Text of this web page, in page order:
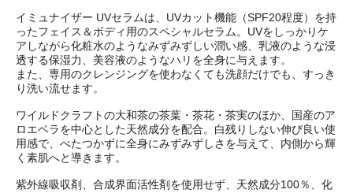
イミュナイザー UVセラムは、UVカット機能（SPF20程度）を持
ったフェイス＆ボディ用のスペシャルセラム。UVをしっかりケ
アしながら化粧水のようなみずみずしい潤い感、乳液のような浸
透する保湿力、美容液のようなハリを全身に与えます。
また、専用のクレンジングを使わなくても洗顔だけでも、すっき
り洗い流せます。
ワイルドクラフトの大和茶の茶葉・茶花・茶実のほか、国産のア
ロエベラを中心とした天然成分を配合。白残りしない伸び良い使
用感で、べたつかずに全身にみずみずしさを与えて、内側から輝
く素肌へと導きます。
紫外線吸収剤、合成界面活性剤を使用せず、天然成分100％、化